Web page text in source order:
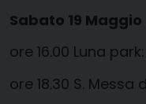
Sabato 19 Maggio
ore 16.00 Luna
ore 18.30 S. Messa